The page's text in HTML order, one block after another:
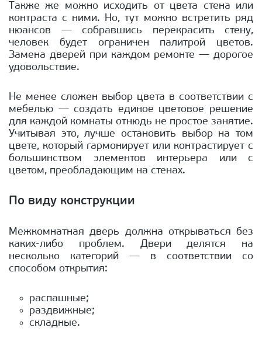
Также же можно исходить от цвета стена или
контраста с ними. Но, тут можно встретить ряд
нюансов — собравшись перекрасить стену,
человек будет ограничен палитрой цветов.
Замена дверей при каждом ремонте — дорогое
удовольствие.
Не менее сложен выбор цвета в соответствии с
мебелью — создать единое цветовое решение
для каждой комнаты отнюдь не простое занятие.
Учитывая это, лучше остановить выбор на том
цвете, который гармонирует или контрастирует с
большинством элементов интерьера или с
цветом, преобладающим на стенах.
По виду конструкции
Межкомнатная дверь должна открываться без
каких-либо проблем. Двери делятся на
несколько категорий — в соответствии со
способом открытия:
распашные;
раздвижные;
складные.